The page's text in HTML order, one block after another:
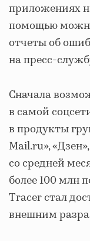
приложениях
помощью
отчеты об
на пресс-
Сначала
в самой
в продукты
Mail.ru»,
со средней
более 100 млн
Tracer стал
внешним